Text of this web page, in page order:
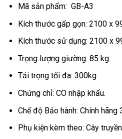
Mã sản phẩm: GB-A3
Kích thước gấp gọn: 2100 x
Kích thước sử dụng: 2100 x
Trọng lượng giường: 85 kg
Tải trọng tối đa: 300kg
Chứng chỉ: CO nhập khẩu.
Chế độ Bảo hành: Chính hãng
Phụ kiện kèm theo: Cây